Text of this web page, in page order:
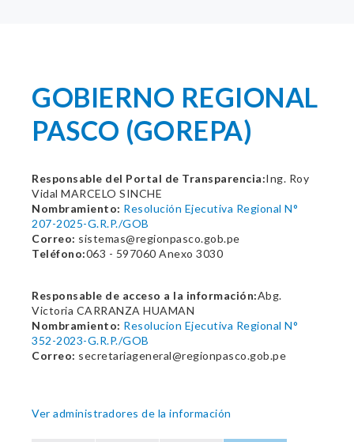
GOBIERNO REGIONAL
PASCO (GOREPA)
Responsable del Portal de Transparencia:Ing. Roy
Vidal MARCELO SINCHE
Nombramiento: Resolución Ejecutiva Regional N°
207-2025-G.R.P./GOB
Correo: sistemas@regionpasco.gob.pe
Teléfono:063 - 597060 Anexo 3030
Responsable de acceso a la información:Abg.
Victoria CARRANZA HUAMAN
Nombramiento: Resolucion Ejecutiva Regional N°
352-2023-G.R.P./GOB
Correo: secretariageneral@regionpasco.gob.pe
Ver administradores de la información